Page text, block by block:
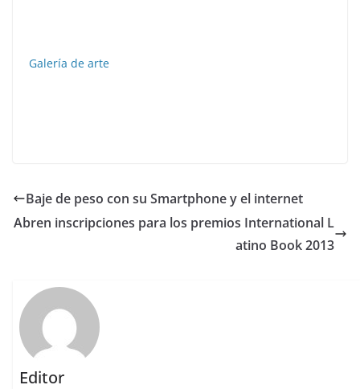
Galería de arte
Baje de peso con su Smartphone y el internet
Abren inscripciones para los premios International L
atino Book 2013
Editor